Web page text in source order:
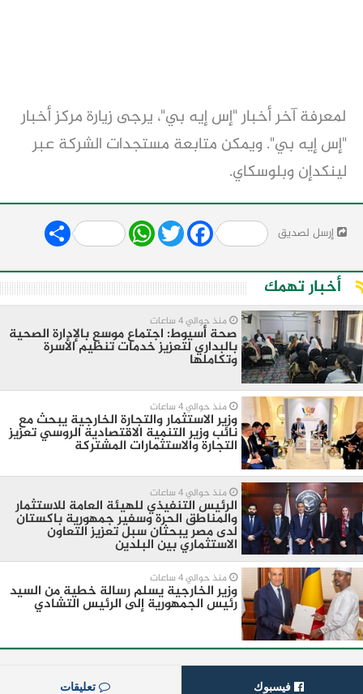
لمعرفة آخر أخبار "إس إيه بي"، يرجى زيارة مركز أخبار
"إس إيه بي". ويمكن متابعة مستجدات الشركة عبر
لينكدإن وبلوسكاي.
إرسل لصديق Share WhatsApp
Twitter Facebook
أخبار تهمك
منذ حوالي 4 ساعات
صحة أسيوط: اجتماع موسع بالإدارة الصحية
بالبداري لتعزيز خدمات تنظيم الأسرة
وتكاملها
منذ حوالي 4 ساعات
وزير الاستثمار والتجارة الخارجية يبحث مع
نائب وزير التنمية الاقتصادية الروسي تعزيز
التجارة والاستثمارات المشتركة
منذ حوالي 4 ساعات
الرئيس التنفيذي للهيئة العامة للاستثمار
والمناطق الحرة وسفير جمهورية باكستان
لدى مصر يبحثان سبل تعزيز التعاون
الاستثماري بين البلدين
منذ حوالي 4 ساعات
وزير الخارجية يسلم رسالة خطية من السيد
رئيس الجمهورية إلى الرئيس التشادي
فيسبوك تعليقات